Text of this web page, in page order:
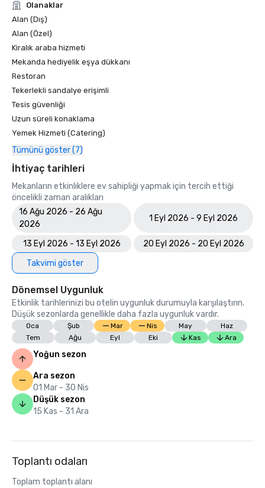
Olanaklar
Alan (Dış)
Alan (Özel)
Kiralık araba hizmeti
Mekanda hediyelik eşya dükkanı
Restoran
Tekerlekli sandalye erişimli
Tesis güvenliği
Uzun süreli konaklama
Yemek Hizmeti (Catering)
Tümünü göster (7)
İhtiyaç tarihleri
Mekanların etkinliklere ev sahipliği yapmak için tercih ettiği
öncelikli zaman aralıkları
16 Ağu 2026 - 26 Ağu
2026
1 Eyl 2026 - 9 Eyl 2026
13 Eyl 2026 - 13 Eyl 2026
20 Eyl 2026 - 20 Eyl 2026
Takvimi göster
Dönemsel Uygunluk
Etkinlik tarihlerinizi bu otelin uygunluk durumuyla karşılaştırın.
Düşük sezonlarda genellikle daha fazla uygunluk vardır.
Oca Şub Mar Nis May
Haz
Tem
Ağu Eyl Eki Kas Ara
Yoğun sezon
Ara sezon
01 Mar - 30 Nis
Düşük sezon
15 Kas - 31 Ara
Toplantı odaları
Toplam toplantı alanı